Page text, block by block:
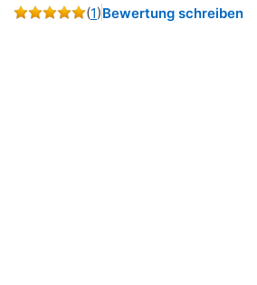
(1)Bewertung schreiben